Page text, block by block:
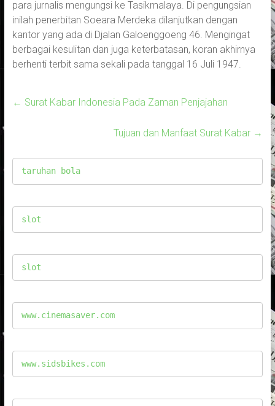
para jurnalis mengungsi ke Tasikmalaya. Di pengungsian
inilah penerbitan Soeara Merdeka dilanjutkan dengan
kantor yang ada di Djalan Galoenggoeng 46. Mengingat
berbagai kesulitan dan juga keterbatasan, koran akhirnya
berhenti terbit sama sekali pada tanggal 16 Juli 1947.
← Surat Kabar Indonesia Pada Zaman Penjajahan
Tujuan dan Manfaat Surat Kabar →
taruhan bola
slot
slot
www.cinemasaver.com
www.sidsbikes.com